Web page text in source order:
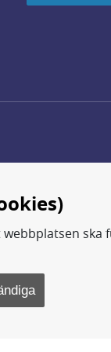
metod- och
webbplatsen